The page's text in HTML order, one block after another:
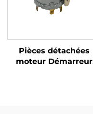
Pièces détachées
moteur Démarreur